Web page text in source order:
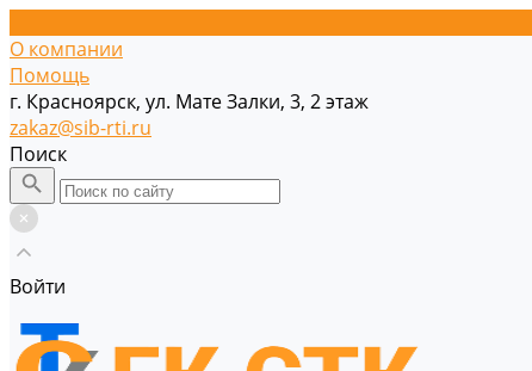
О компании
Помощь
г. Красноярск, ул. Мате Залки, 3, 2 этаж
zakaz@sib-rti.ru
Поиск
Войти